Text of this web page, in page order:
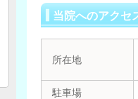
当院へのアクセ
所在地
駐車場